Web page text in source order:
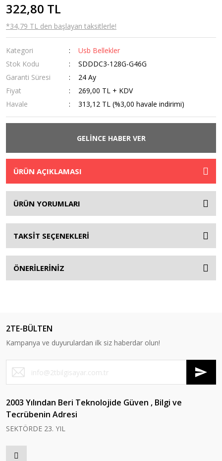
322,80 TL
*34,79 TL den başlayan taksitlerle!
Kategori
Usb Bellekler
Stok Kodu
SDDDC3-128G-G46G
Garanti Süresi
24 Ay
Fiyat
269,00 TL + KDV
Havale
313,12 TL (%3,00 havale indirimi)
GELİNCE HABER VER
ÜRÜN AÇIKLAMASI
ÜRÜN YORUMLARI
TAKSİT SEÇENEKLERİ
ÖNERİLERİNİZ
2TE-BÜLTEN
Kampanya ve duyurulardan ilk siz haberdar olun!
2003 Yılından Beri Teknolojide Güven , Bilgi ve
Tecrübenin Adresi
SEKTÖRDE 23. YIL